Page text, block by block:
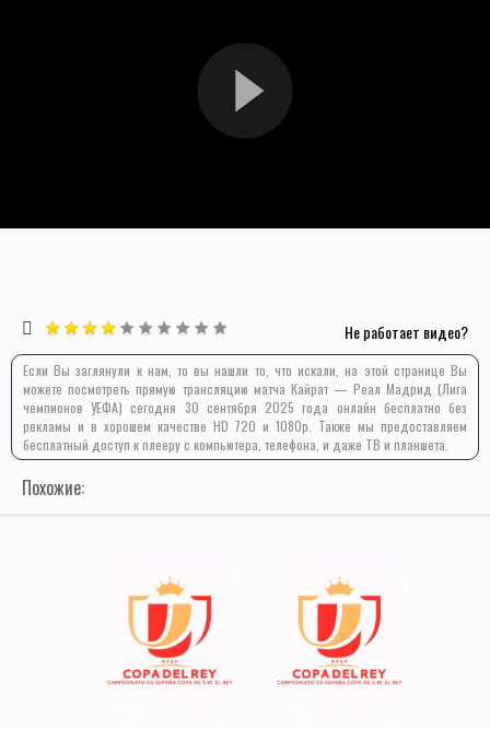
Не работает видео?
Если Вы заглянули к нам, то вы нашли то, что искали, на этой странице Вы
можете посмотреть прямую трансляцию матча Кайрат — Реал Мадрид (Лига
чемпионов УЕФА) сегодня 30 сентября 2025 года онлайн бесплатно без
рекламы и в хорошем качестве HD 720 и 1080p. Также мы предоставляем
бесплатный доступ к плееру с компьютера, телефона, и даже ТВ и планшета.
Похожие: